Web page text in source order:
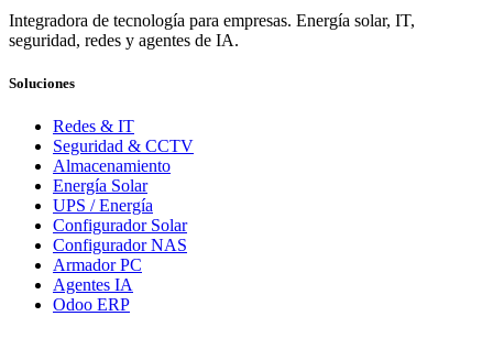
Integradora de tecnología para empresas. Energía solar, IT,
seguridad, redes y agentes de IA.
Soluciones
Redes & IT
Seguridad & CCTV
Almacenamiento
Energía Solar
UPS / Energía
Configurador Solar
Configurador NAS
Armador PC
Agentes IA
Odoo ERP